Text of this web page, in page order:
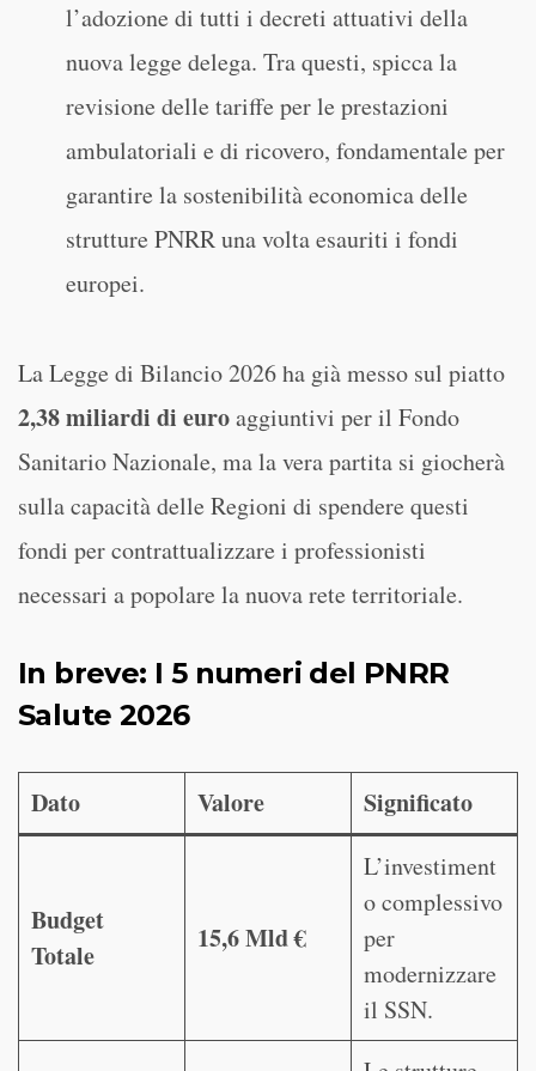
l’adozione di tutti i decreti attuativi della
nuova legge delega. Tra questi, spicca la
revisione delle tariffe per le prestazioni
ambulatoriali e di ricovero, fondamentale per
garantire la sostenibilità economica delle
strutture PNRR una volta esauriti i fondi
europei.
La Legge di Bilancio 2026 ha già messo sul piatto
2,38 miliardi di euroaggiuntivi per il Fondo
Sanitario Nazionale, ma la vera partita si giocherà
sulla capacità delle Regioni di spendere questi
fondi per contrattualizzare i professionisti
necessari a popolare la nuova rete territoriale.
In breve: I 5 numeri del PNRR
Salute 2026
Dato Valore Significato
Budget
Totale
15,6 Mld €
L’investiment
o complessivo
per
modernizzare
il SSN.